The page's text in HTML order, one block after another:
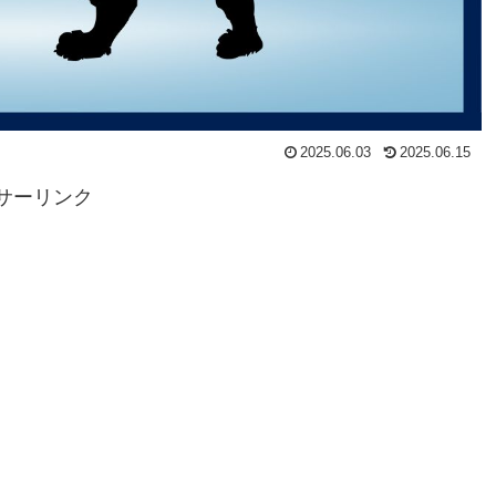
2025.06.03 2025.06.15
ーリンク